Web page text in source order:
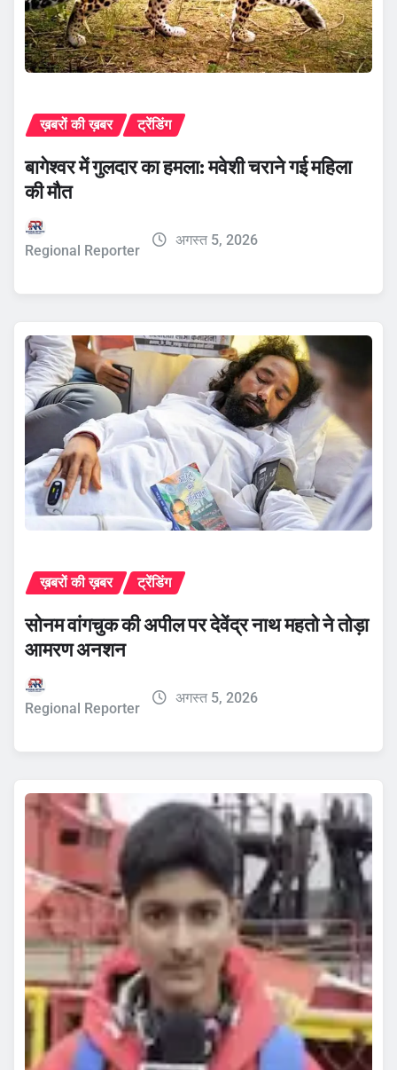
ख़बरों की ख़बर ट्रेंडिंग
बागेश्वर में गुलदार का हमला: मवेशी चराने गई महिला
की मौत
Regional Reporter
अगस्त 5, 2026
ख़बरों की ख़बर ट्रेंडिंग
सोनम वांगचुक की अपील पर देवेंद्र नाथ महतो ने तोड़ा
आमरण अनशन
Regional Reporter
अगस्त 5, 2026